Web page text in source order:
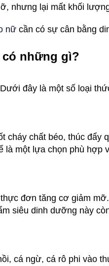
nhưng lại mất khối
nữ cần có sự cân bằng
những gì?
đây là một số loại
cháy chất béo, thúc
là một lựa chọn phù hợp
đơn tăng cơ giảm
siêu dinh dưỡng này
cá ngừ, cá rô phi vào